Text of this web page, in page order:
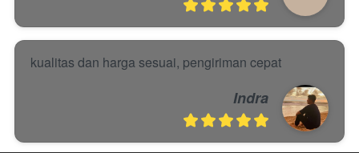
kualitas dan harga sesuai, pengiriman cepat
Indra